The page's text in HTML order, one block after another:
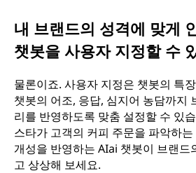
내 브랜드의 성격에 맞게
챗봇을 사용자 지정할 수
물론이죠. 사용자 지정은 챗봇의 특
챗봇의 어조, 응답, 심지어 농담까지
리를 반영하도록 맞춤 설정할 수 있
스타가 고객의 커피 주문을 파악하
개성을 반영하는 AIai 챗봇이 브랜드
고 상상해 보세요.